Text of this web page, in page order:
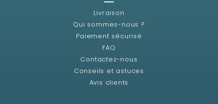
Livraison
Qui sommes-nous ?
Paiement sécurisé
FAQ
Contactez-nous
Conseils et astuces
Avis clients